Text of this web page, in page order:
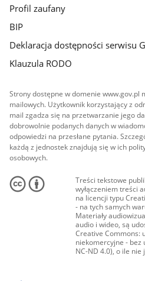
Profil zaufany
BIP
Deklaracja dostępności serwisu
Klauzula RODO
Strony dostępne w domenie www.gov.pl
mailowych. Użytkownik korzystający z
mail zgadza się na przetwarzanie jego
dobrowolnie podanych danych w
odpowiedzi na przesłane pytania.
każdą z jednostek znajdują się w ich
osobowych.
Treści tekstowe
wyłączeniem treści
na licencji typu
- na tych samych
Materiały
audio i wideo, są
Creative Commons:
niekomercyjne - bez
NC-ND 4.0), o ile